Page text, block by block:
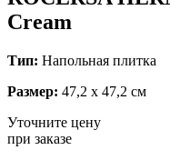
Cream
Тип: Напольная плитка
Размер: 47,2 x 47,2 см
Уточните цену
при заказе